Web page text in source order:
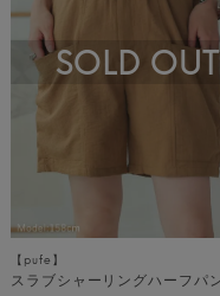
【pufe】
SOLD OUT